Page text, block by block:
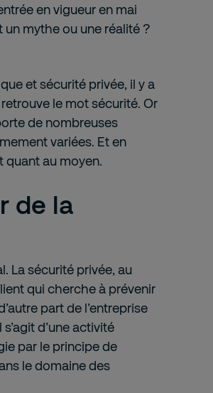
en vigueur en mai
un mythe ou une réalité ?
et sécurité privée, il y a
le mot sécurité. Or
de nombreuses
variées. Et en
quant au moyen.
de la
La sécurité privée, au
qui cherche à prévenir
part de l’entreprise
d’une activité
par le principe de
le domaine des